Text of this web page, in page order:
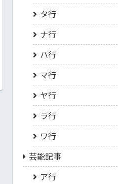
タ行
ナ行
ハ行
マ行
ヤ行
ラ行
ワ行
芸能記事
ア行